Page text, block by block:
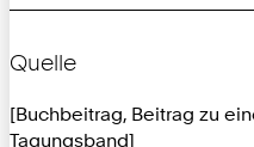
Quelle
[Buchbeitrag, Beitrag zu
Tagungsband]